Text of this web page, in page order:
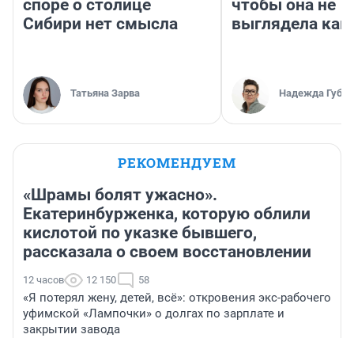
споре о столице
Сибири нет смысла
Татьяна Зарва
чтобы она не
выглядела как
Надежда
РЕКОМЕНДУЕМ
«Шрамы болят ужасно».
Екатеринбурженка, которую облили
кислотой по указке бывшего,
рассказала о своем восстановлении
12 часов 12 150 58
«Я потерял жену, детей, всё»: откровения экс-рабочего
уфимской «Лампочки» о долгах по зарплате и
закрытии завода